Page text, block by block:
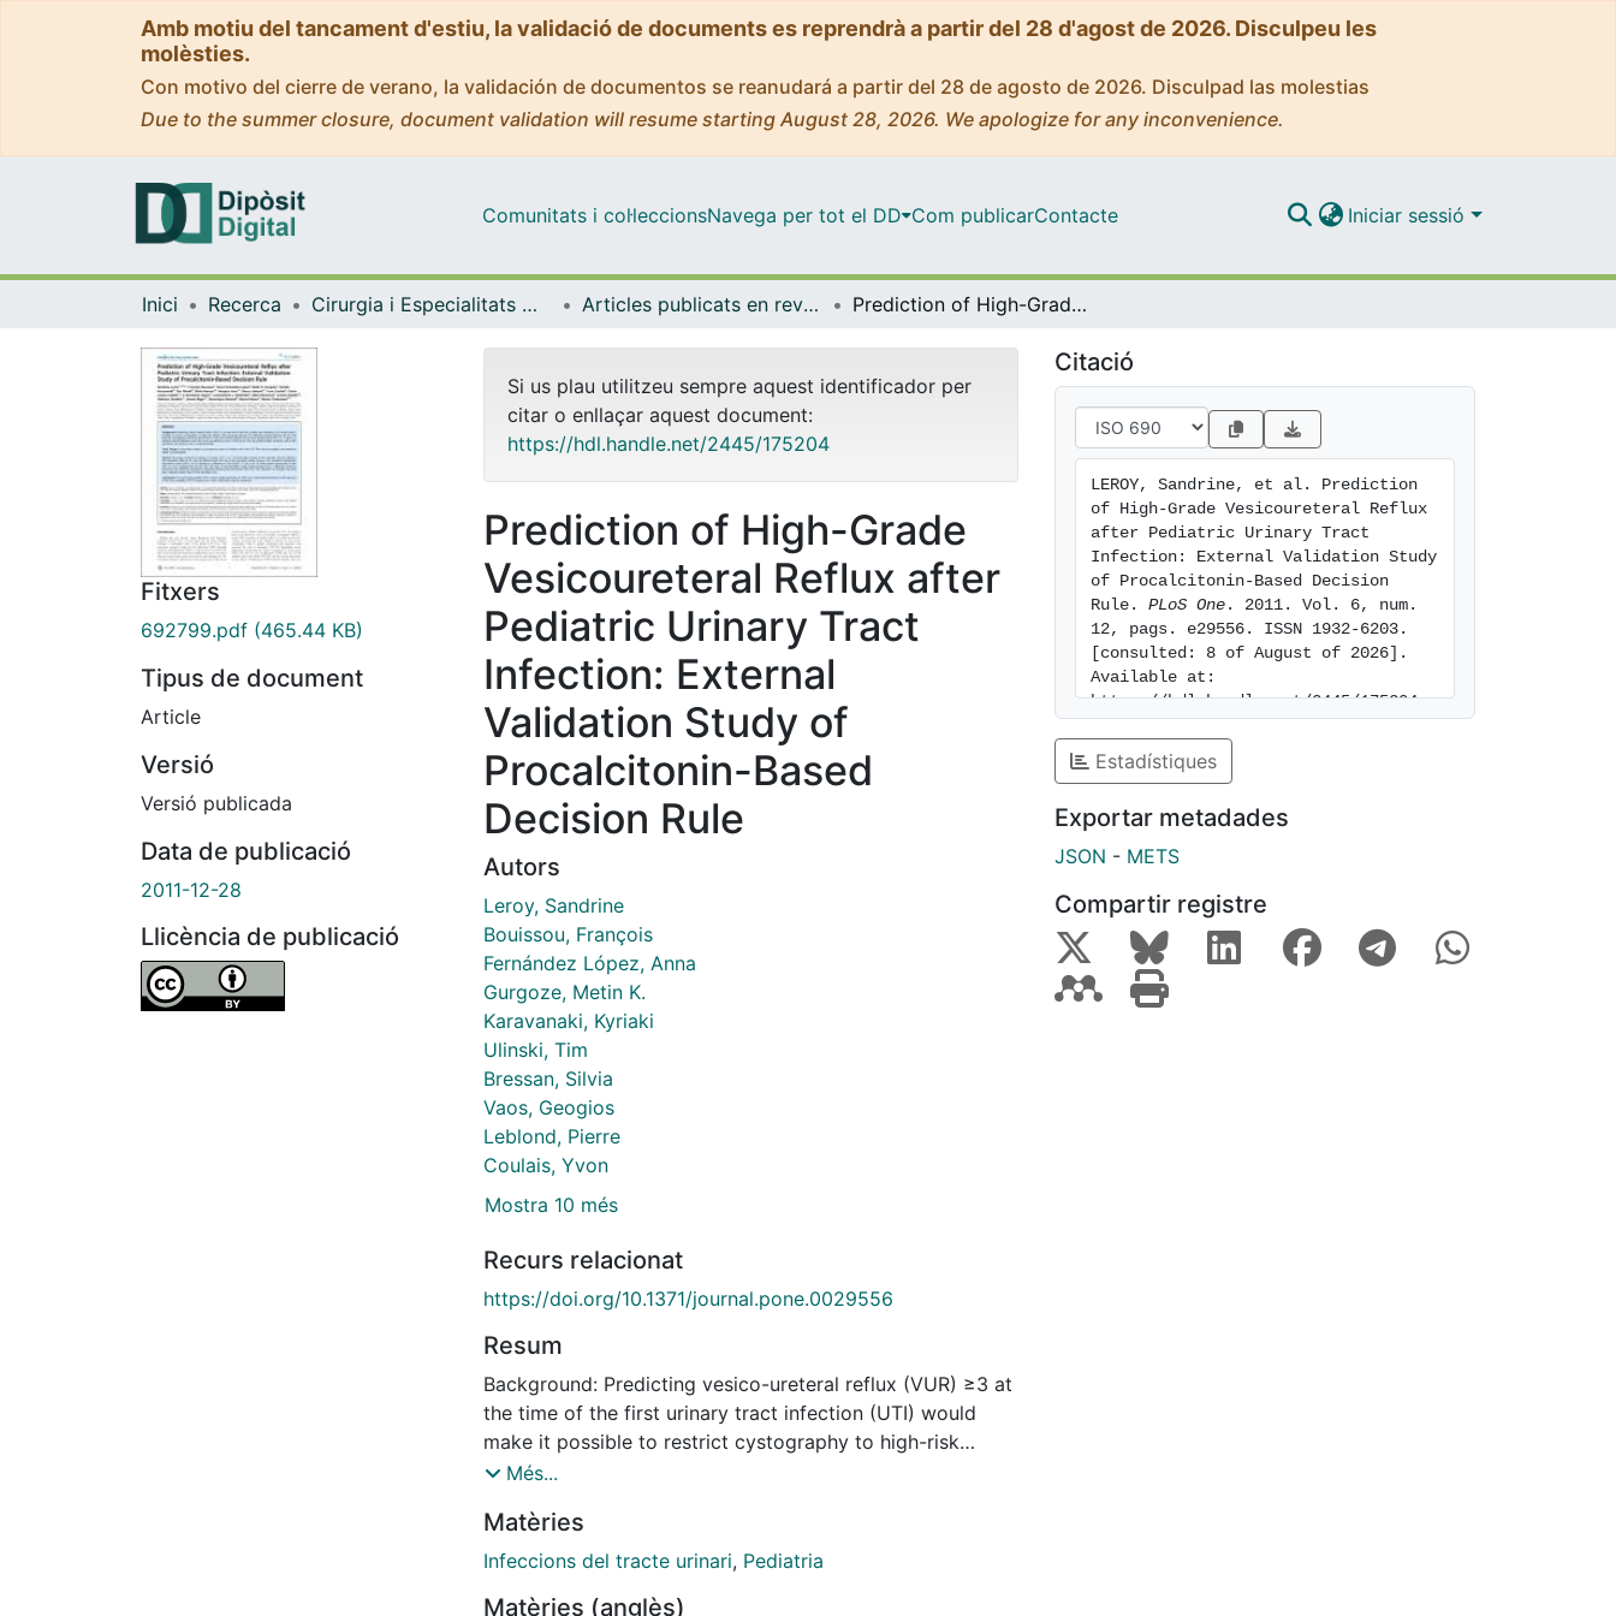
Amb motiu del tancament d'estiu, la validació de documents es reprendrà a partir del 28 d'agost de 2026. Disculpeu les
molèsties.
Con motivo del cierre de verano, la validación de documentos se reanudará a partir del 28 de agosto de 2026. Disculpad las molestias
Due to the summer closure, document validation will resume starting August 28, 2026. We apologize for any inconvenience.
Comunitats i col·leccionsNavega per tot el DD Com publicarContacte Iniciar sessió
Inici Recerca Cirurgia i Especialitats Medicoquirúrgiques Articles publicats en revistes (Cirurgia i Especialitats Medicoquirúrgiques) Prediction of High-Grade Vesicoureteral Reflux after Pediatric Urinary Tract Infection: External Validation Study of Procalcitonin-Based Decision Rule
Fitxers
692799.pdf (465.44 KB)
Tipus de document
Article
Versió
Versió publicada
Data de publicació
2011-12-28
Llicència de publicació
Si us plau utilitzeu sempre aquest identificador per
citar o enllaçar aquest document:
https://hdl.handle.net/2445/175204
Prediction of High-Grade
Vesicoureteral Reflux after
Pediatric Urinary Tract
Infection: External
Validation Study of
Procalcitonin-Based
Decision Rule
Autors
Leroy, Sandrine
Bouissou, François
Fernández López, Anna
Gurgoze, Metin K.
Karavanaki, Kyriaki
Ulinski, Tim
Bressan, Silvia
Vaos, Geogios
Leblond, Pierre
Coulais, Yvon
Mostra 10 més
Recurs relacionat
https://doi.org/10.1371/journal.pone.0029556
Resum
Background: Predicting vesico-ureteral reflux (VUR) ≥3 at
the time of the first urinary tract infection (UTI) would
make it possible to restrict cystography to high-risk
children. We previously derived the following clinical
performed in cases with ureteral dilation and a serum
procalcitonin level ≥0.17 ng/mL, or without ureteral
Més...
Matèries
Infeccions del tracte urinari, Pediatria
Matèries (anglès)
Citació
LEROY, Sandrine, et al. Prediction
of High-Grade Vesicoureteral Reflux
after Pediatric Urinary Tract
Infection: External Validation Study
of Procalcitonin-Based Decision
Rule. PLoS One . 2011. Vol. 6, num.
12, pags. e29556. ISSN 1932-6203.
[consulted: 8 of August of 2026].
Available at:
https://hdl.handle.net/2445/175204
Estadístiques
Exportar metadades
JSON - METS
Compartir registre